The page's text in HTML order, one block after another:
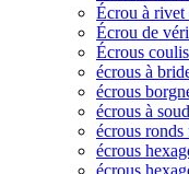
Écrou à rivet
Écrou de
Écrous
écrous à
écrous
écrous à
écrous ronds
écrous